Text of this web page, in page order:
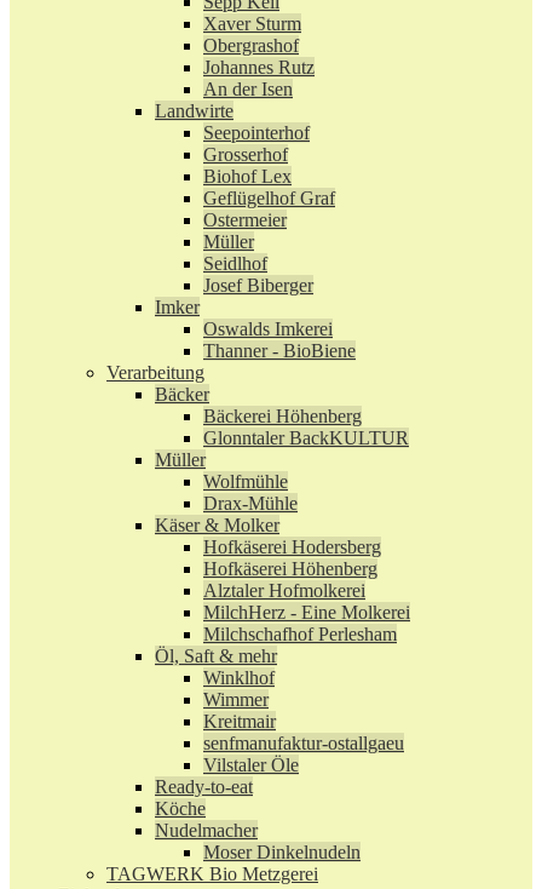
Xaver Sturm
Obergrashof
Johannes Rutz
An der Isen
Landwirte
Seepointerhof
Grosserhof
Biohof Lex
Geflügelhof Graf
Ostermeier
Müller
Seidlhof
Josef Biberger
Imker
Oswalds Imkerei
Thanner - BioBiene
Verarbeitung
Bäcker
Bäckerei Höhenberg
Glonntaler BackKULTUR
Müller
Wolfmühle
Drax-Mühle
Käser & Molker
Hofkäserei Hodersberg
Hofkäserei Höhenberg
Alztaler Hofmolkerei
MilchHerz - Eine Molkerei
Milchschafhof Perlesham
Öl, Saft & mehr
Winklhof
Wimmer
Kreitmair
senfmanufaktur-ostallgaeu
Vilstaler Öle
Ready-to-eat
Köche
Nudelmacher
Moser Dinkelnudeln
TAGWERK Bio Metzgerei